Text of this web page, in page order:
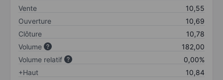
Vente
10,55
Ouverture
10,69
Clôture
10,78
Volume
182,00
Volume relatif
0,00%
+Haut
10,84